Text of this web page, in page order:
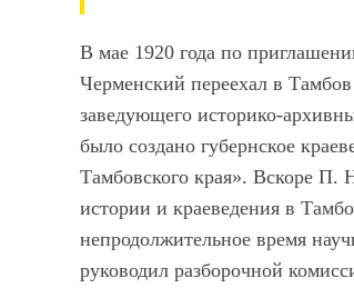
В мае 1920 года по
Черменский переехал в
заведующего историко-
было создано губернское
Тамбовского края». Вскоре П.
истории и краеведения в
непродолжительное время
руководил разборочной